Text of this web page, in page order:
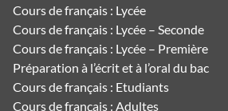
Cours de français : Lycée
Cours de français : Lycée – Seconde
Cours de français : Lycée – Première
Préparation à l’écrit et à l’oral du bac
Cours de français : Etudiants
Cours de français : Adultes